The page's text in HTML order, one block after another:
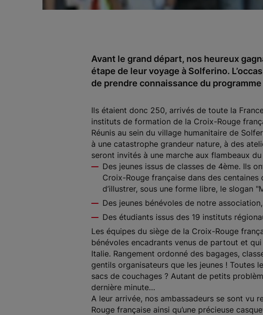
Avant le grand départ, nos heureux
étape de leur voyage à Solferino.
de prendre connaissance du
Ils étaient donc 250, arrivés de toute la
instituts de formation de la Croix-Rouge
Réunis au sein du village humanitaire de
à une catastrophe grandeur nature, à des
seront invités à une marche aux flambeaux
Des jeunes issus de classes de 4ème. Ils
Croix-Rouge française dans des centaines
d’illustrer, sous une forme libre, le slogan
Des jeunes bénévoles de notre
Des étudiants issus des 19 instituts
Les équipes du siège de la Croix-Rouge
bénévoles encadrants venus de partout et
Italie. Rangement ordonné des bagages,
gentils organisateurs que les jeunes ! Toutes
sacs de couchages ? Autant de petits
dernière minute…
A leur arrivée, nos ambassadeurs se sont
Rouge française ainsi qu’une précieuse